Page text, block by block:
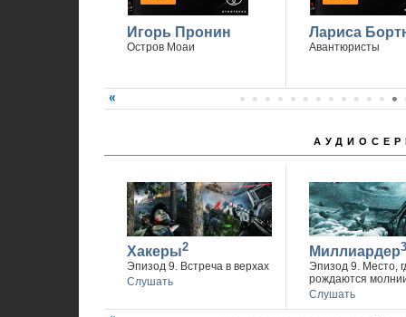
Игорь Пронин
Остров Моаи
Лариса
Авантюристы
Хакеры2
Эпизод 9. Встреча в верхах
Слушать
Миллиардер3
Эпизод 9. Место,
рождаются
Слушать